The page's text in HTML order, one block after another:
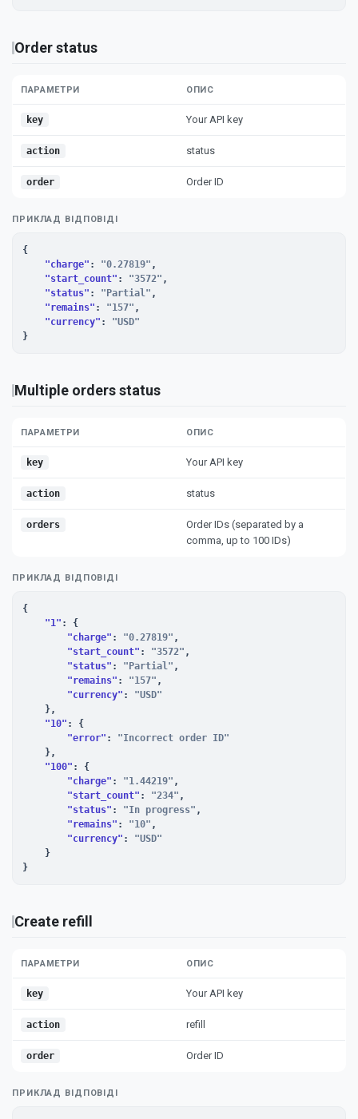
Order status
ПАРАМЕТРИ ОПИС
key Your API key
action status
order Order ID
ПРИКЛАД ВІДПОВІДІ
{
"charge" : "0.27819" ,
"start_count" : "3572" ,
"status" : "Partial" ,
"remains" : "157" ,
"currency" : "USD"
}
Multiple orders status
ПАРАМЕТРИ ОПИС
key Your API key
action status
orders
Order IDs (separated by a
comma, up to 100 IDs)
ПРИКЛАД ВІДПОВІДІ
{
"1" : {
"charge" : "0.27819" ,
"start_count" : "3572" ,
"status" : "Partial" ,
"remains" : "157" ,
"currency" : "USD"
"10" : {
"error" : "Incorrect order ID"
"100" : {
"charge" : "1.44219" ,
"start_count" : "234" ,
"status" : "In progress" ,
"remains" : "10" ,
"currency" : "USD"
}
Create refill
ПАРАМЕТРИ ОПИС
key Your API key
action refill
order Order ID
ПРИКЛАД ВІДПОВІДІ